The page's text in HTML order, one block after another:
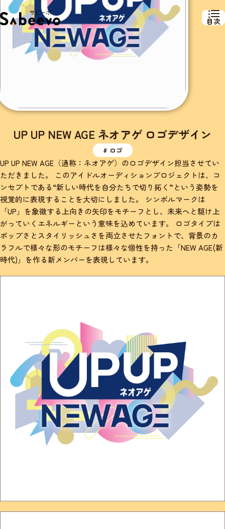
目次
UP UP NEW AGE ネオアゲ ロゴデザイン
# ロゴ
UP UP NEW AGE（通称：ネオアゲ）のロゴデザイン担当させてい
ただきました。 このアイドルオーディションプロジェクトは、コ
ンセプトである“新しい時代を自分たちで切り拓く”という姿勢を
視覚的に表現することを大切にしました。 シンボルマークは
「UP」を象徴する上向きの矢印をモチーフとし、未来へと駆け上
がっていくエネルギーという意味を込めています。 ロゴタイプは
ポップさとスタイリッシュさを両立させたフォントで、背景のカ
ラフルで様々な形のモチーフは様々な個性を持った「NEW AGE(新
時代)」を作る新メンバーを表現しています。